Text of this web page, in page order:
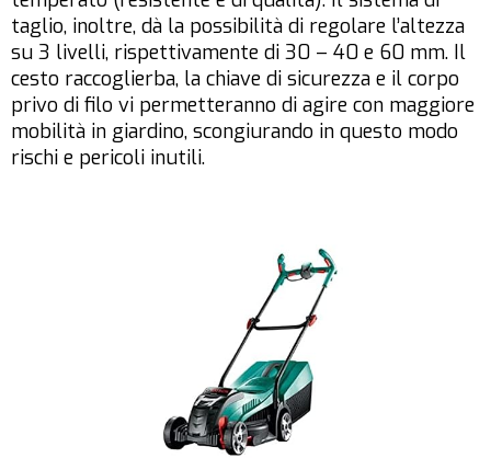
taglio, inoltre, dà la possibilità di regolare l’altezza
su 3 livelli, rispettivamente di 30 – 40 e 60 mm. Il
cesto raccoglierba, la chiave di sicurezza e il corpo
privo di filo vi permetteranno di agire con maggiore
mobilità in giardino, scongiurando in questo modo
rischi e pericoli inutili.